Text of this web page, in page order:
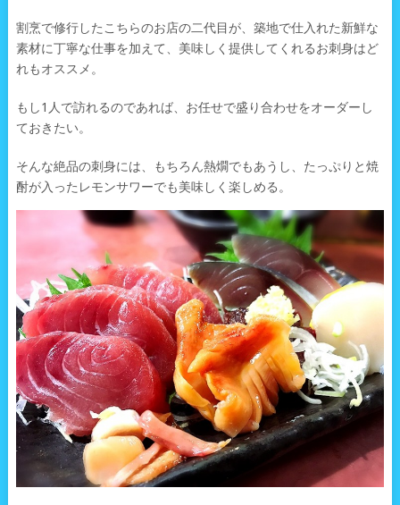
割烹で修行したこちらのお店の二代目が、築地で仕入れた新鮮な
素材に丁寧な仕事を加えて、美味しく提供してくれるお刺身はど
れもオススメ。
もし1人で訪れるのであれば、お任せで盛り合わせをオーダーし
ておきたい。
そんな絶品の刺身には、もちろん熱燗でもあうし、たっぷりと焼
酎が入ったレモンサワーでも美味しく楽しめる。